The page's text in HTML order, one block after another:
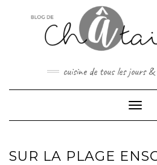
cuisine de tous les jours
SUR LA PLAGE